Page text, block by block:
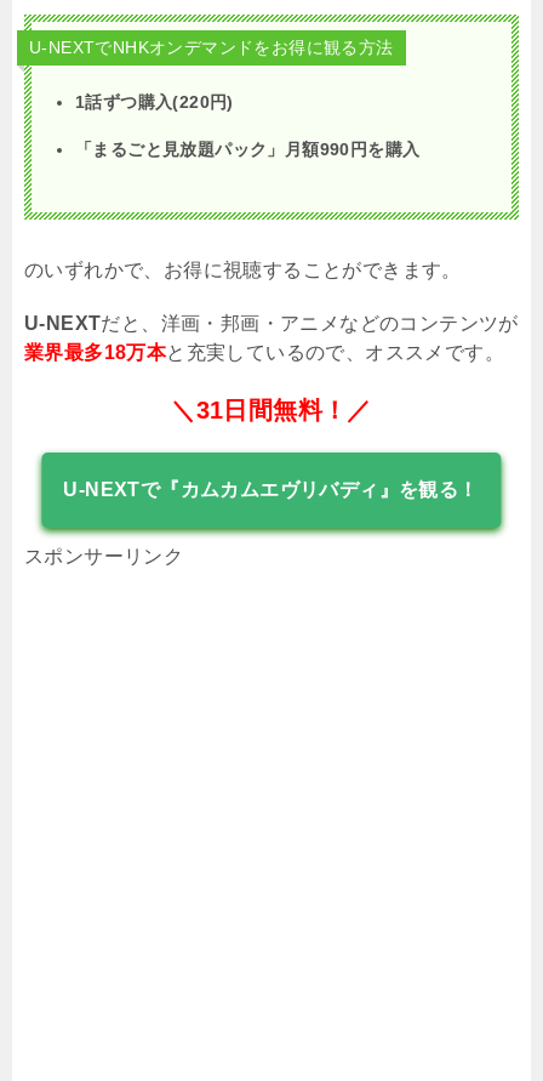
U-NEXTでNHKオンデマンドをお得に観る方法
1話ずつ購入(220円)
「まるごと見放題パック」月額990 円を購入
のいずれかで、お得に視聴することができます。
U-NEXTだと、洋画・邦画・アニメなどのコンテンツが
業界最多18万本と充実しているので、オススメです。
＼31日間無料！／
U-NEXTで『カムカムエヴリバディ』を観る！
スポンサーリンク